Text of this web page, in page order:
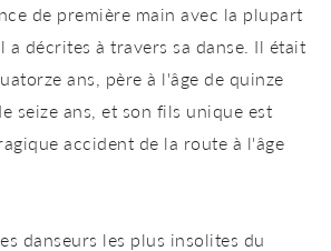
de première main avec la plupart
a décrites à travers sa danse. Il était
ans, père à l'âge de quinze
seize ans, et son fils unique est
accident de la route à l'âge
danseurs les plus insolites du